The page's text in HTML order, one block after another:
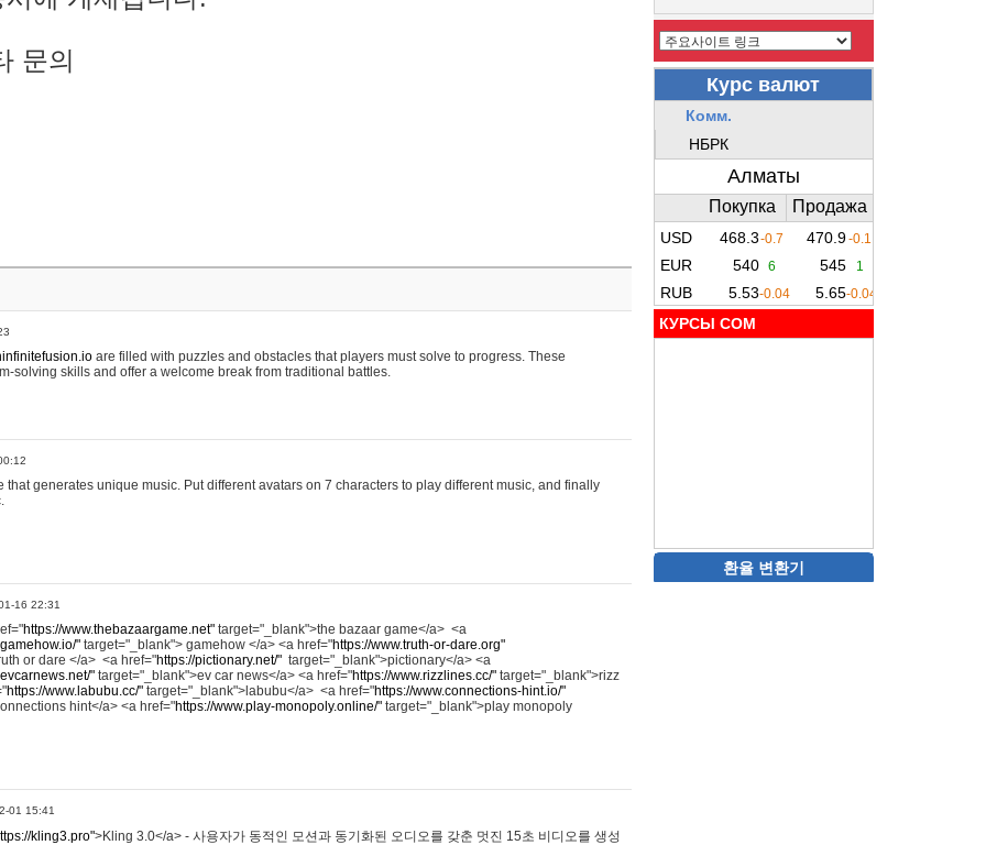
문의
are filled with puzzles and obstacles that players must solve to progress. These
solving skills and offer a welcome break from traditional battles.
that generates unique music. Put different avatars on 7 characters to play different music, and finally
16 22:31
https://www.thebazaargame.net" target="_blank">the bazaar game</a> <a
" target="_blank"> gamehow </a> <a href="https://www.truth-or-dare.org"
or dare </a> <a href="https://pictionary.net/" target="_blank">pictionary</a> <a
" target="_blank">ev car news</a> <a href="https://www.rizzlines.cc/" target="_blank">rizz
https://www.labubu.cc/" target="_blank">labubu</a> <a href="https://www.connections-hint.io/"
hint</a> <a href="https://www.play-monopoly.online/" target="_blank">play monopoly
01 15:41
kling3.pro">Kling 3.0</a> - 사용자가 동적인 모션과 동기화된 오디오를 갖춘 멋진 15초 비디오를 생성
КУРСЫ COM
환율 변환기